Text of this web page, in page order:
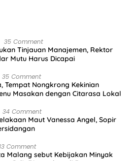
35 Comment
Tinjauan Manajemen, Rektor
Mutu Harus Dicapai
35 Comment
Tempat Nongkrong Kekinian
Masakan dengan Citarasa Lokal
34 Comment
Maut Vanessa Angel, Sopir
Comment
Malang sebut Kebijakan Minyak